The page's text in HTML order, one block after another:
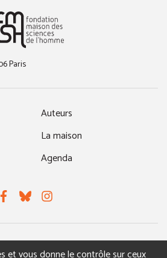
Paris
Auteurs
La maison
Agenda
FacebookBlueskyInstagram
et vous donne le contrôle sur ceux